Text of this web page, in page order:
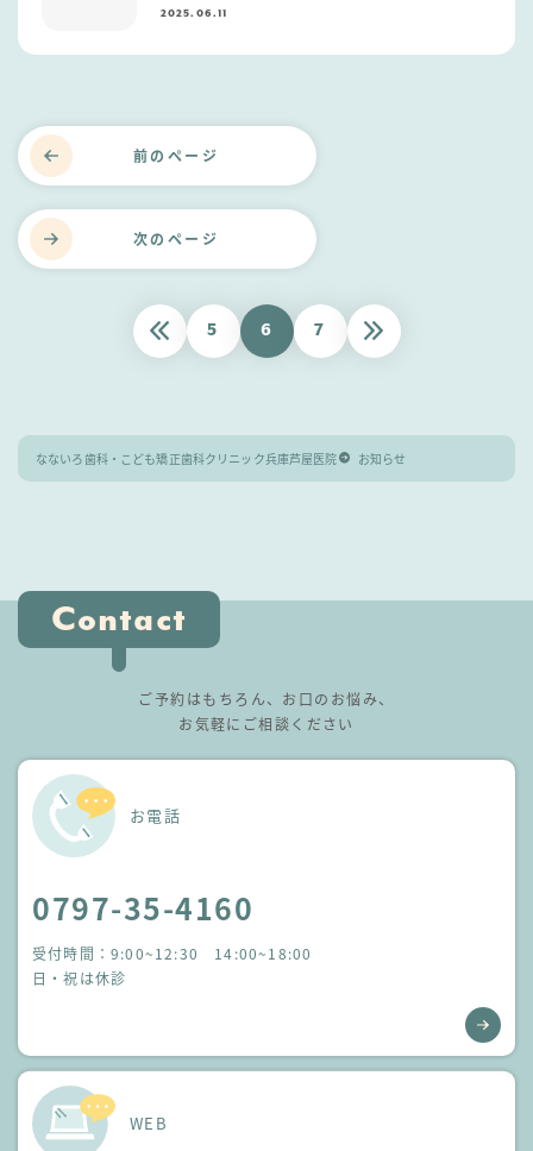
2025.06.11
前のページ
次のページ
5 6 7
なないろ歯科・こども矯正歯科クリニック兵庫芦屋医院 お知らせ
Contact
ご予約はもちろん、お口のお悩み、
お気軽にご相談ください
お電話
0797-35-4160
受付時間：9:00~12:30 14:00~18:00
日・祝は休診
WEB